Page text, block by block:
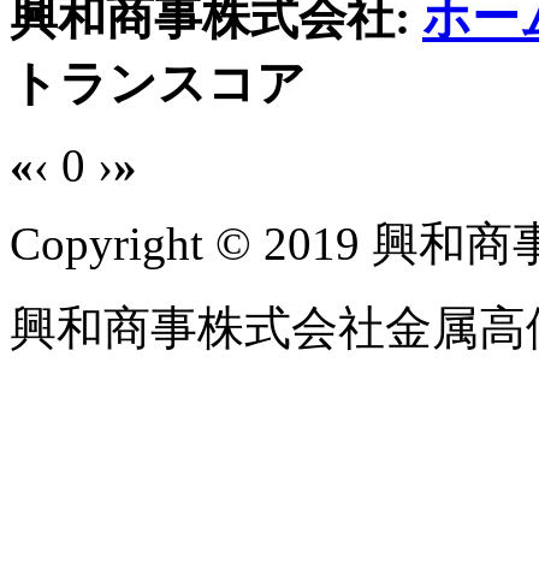
興和商事株式会社: ホー
トランスコア
«‹ 0 ›»
Copyright © 2019 興和商
興和商事株式会社金属高